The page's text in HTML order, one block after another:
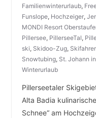
Familienwinterurlaub,
Funslope, Hochzeiger,
MONDI Resort
Pillersee, PillerseeTal,
ski, Skidoo-Zug,
Snowtubing, St. Johann
Winterurlaub
Pillerseetaler
Alta Badia
Schnee“ am